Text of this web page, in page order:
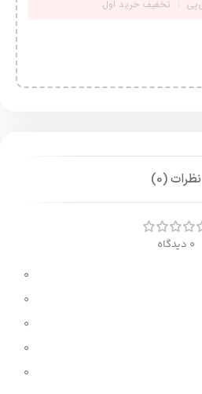
نظرات (0)
0 دیدگاه
0
0
0
0
0